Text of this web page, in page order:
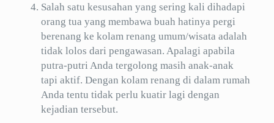
Salah satu kesusahan yang sering kali dihadapi
orang tua yang membawa buah hatinya pergi
berenang ke kolam renang umum/wisata adalah
tidak lolos dari pengawasan. Apalagi apabila
putra-putri Anda tergolong masih anak-anak
tapi aktif. Dengan kolam renang di dalam rumah
Anda tentu tidak perlu kuatir lagi dengan
kejadian tersebut.